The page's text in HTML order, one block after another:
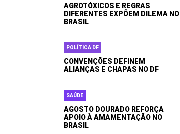
AGROTÓXICOS E REGRAS
DIFERENTES EXPÕEM DILEMA NO
BRASIL
POLÍTICA DF
CONVENÇÕES DEFINEM
ALIANÇAS E CHAPAS NO DF
SAÚDE
AGOSTO DOURADO REFORÇA
APOIO À AMAMENTAÇÃO NO
BRASIL